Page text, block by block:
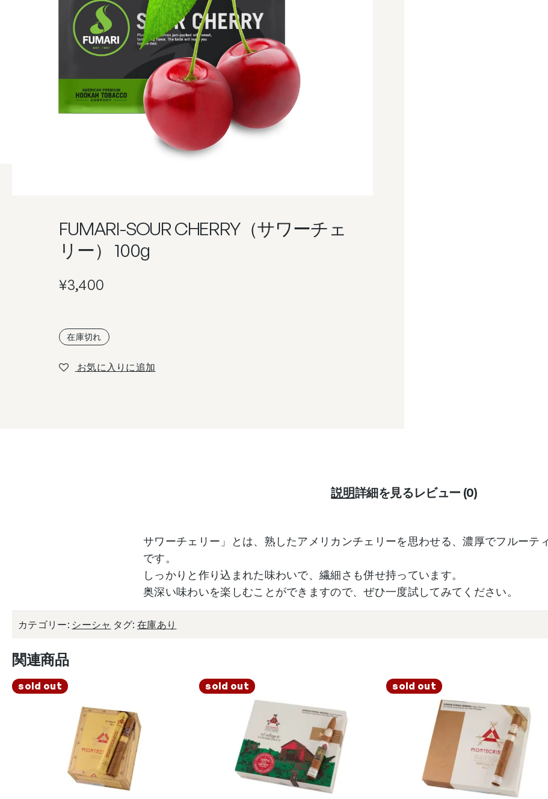
FUMARI-SOUR CHERRY（サワーチェ
リー） 100g
¥3,400
在庫切れ
お気に入りに追加
説明詳細を見るレビュー (0)
サワーチェリー」とは、熟したアメリカンチェリーを思わせる、濃厚でフルーテ
です。
しっかりと作り込まれた味わいで、繊細さも併せ持っています。
奥深い味わいを楽しむことができますので、ぜひ一度試してみてください。
カテゴリー: シーシャ タグ:在庫あり
関連商品
sold out sold out sold out